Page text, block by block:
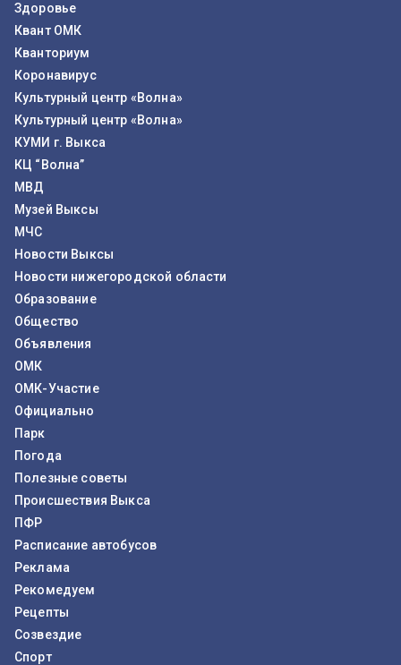
Здоровье
Квант ОМК
Кванториум
Коронавирус
Культурный центр «Волна»
Культурный центр «Волна»
КУМИ г. Выкса
КЦ “Волна”
МВД
Музей Выксы
МЧС
Новости Выксы
Новости нижегородской области
Образование
Общество
Объявления
ОМК
ОМК-Участие
Официально
Парк
Погода
Полезные советы
Происшествия Выкса
ПФР
Расписание автобусов
Реклама
Рекомедуем
Рецепты
Созвездие
Спорт